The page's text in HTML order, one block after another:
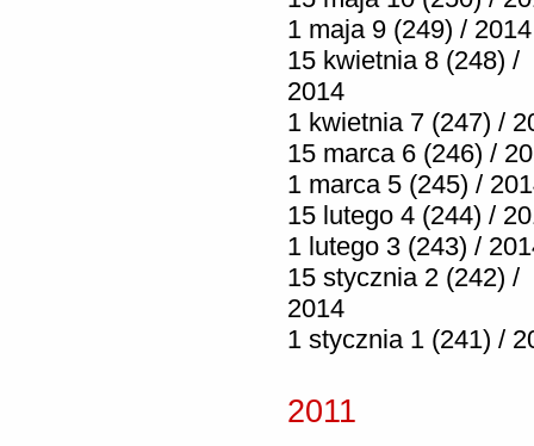
1 maja 9 (249) / 2014
15 kwietnia 8 (248) /
2014
1 kwietnia 7 (247) /
15 marca 6 (246) /
1 marca 5 (245) /
15 lutego 4 (244) /
1 lutego 3 (243) /
15 stycznia 2 (242) /
2014
1 stycznia 1 (241) /
2011